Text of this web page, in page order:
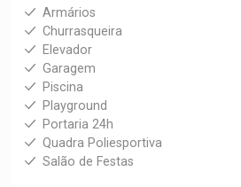
Armários
Churrasqueira
Elevador
Garagem
Piscina
Playground
Portaria 24h
Quadra Poliesportiva
Salão de Festas